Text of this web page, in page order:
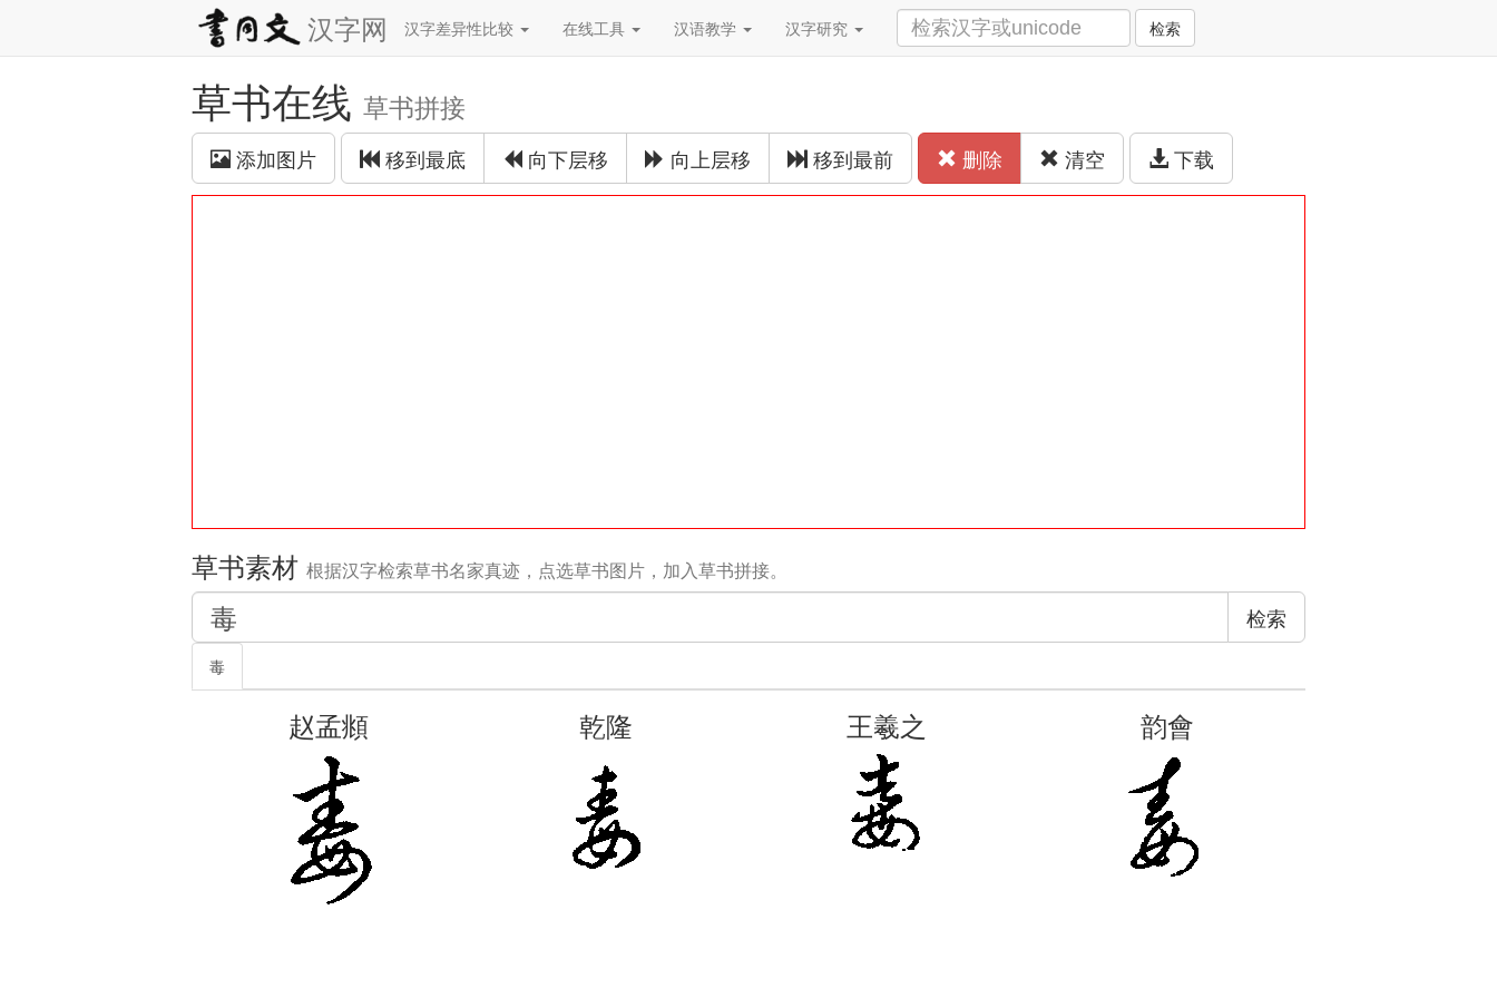
汉字网 汉字差异性比较 在线工具 汉语教学 汉字研究 检索
草书在线 草书拼接
添加图片 移到最底 向下层移 向上层移 移到最前 删除 清空 下载
草书素材 根据汉字检索草书名家真迹，点选草书图片，加入草书拼接。
检索
毒
赵孟頫 乾隆 王羲之 韵會